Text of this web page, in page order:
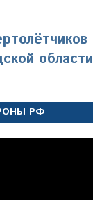
области
РФ